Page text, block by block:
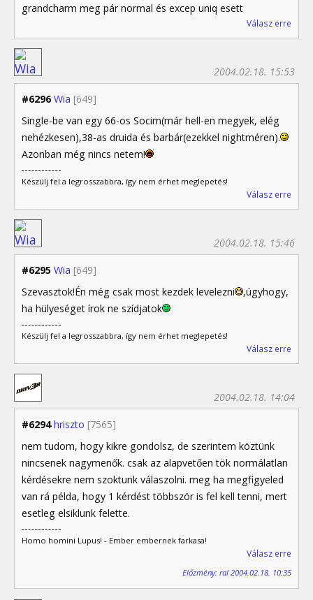
grandcharm meg pár normal és excep uniq esett
Válasz erre
#6296 Wia [649]
2004.02.18. 15:53
Single-be van egy 66-os Socim(már hell-en megyek, elég
nehézkesen),38-as druida és barbár(ezekkel nightméren).
Azonban még nincs netem!
Készülj fel a legrosszabbra, így nem érhet meglepetés!
Válasz erre
#6295 Wia [649]
2004.02.18. 15:46
Szevasztok!Én még csak most kezdek levelezni
,úgyhogy,
ha hülyeséget írok ne szídjatok
Készülj fel a legrosszabbra, így nem érhet meglepetés!
Válasz erre
#6294 hriszto [7565]
2004.02.18. 14:04
nem tudom, hogy kikre gondolsz, de szerintem köztünk
nincsenek nagymenők. csak az alapvetően tök normálatlan
kérdésekre nem szoktunk válaszolni. meg ha megfigyeled
van rá példa, hogy 1 kérdést többször is fel kell tenni, mert
esetleg elsiklunk felette.
Homo homini Lupus! - Ember embernek farkasa!
Válasz erre
Előzmény: ral 2004.02.18. 10:35